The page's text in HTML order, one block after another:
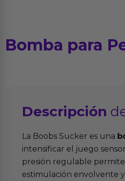
Bomba para
Descripción
La Boobs Sucker es una
intensificar el juego
presión regulable
estimulación envolvente